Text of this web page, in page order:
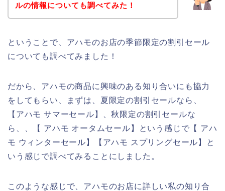
ルの情報についても調べてみた！
ということで、アハモのお店の季節限定の割引セール
についても調べてみました！
だから、アハモの商品に興味のある知り合いにも協力
をしてもらい、まずは、夏限定の割引セールなら、
【アハモ サマーセール】、秋限定の割引セールな
ら、、【 アハモ オータムセール】という感じで【 アハ
モ ウィンターセール】【アハモ スプリングセール】と
いう感じで調べてみることにしました。
このような感じで、アハモのお店に詳しい私の知り合